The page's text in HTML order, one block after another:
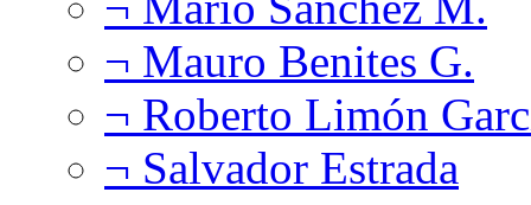
¬ Mauro Benites G.
¬ Roberto Limón
¬ Salvador Estrada